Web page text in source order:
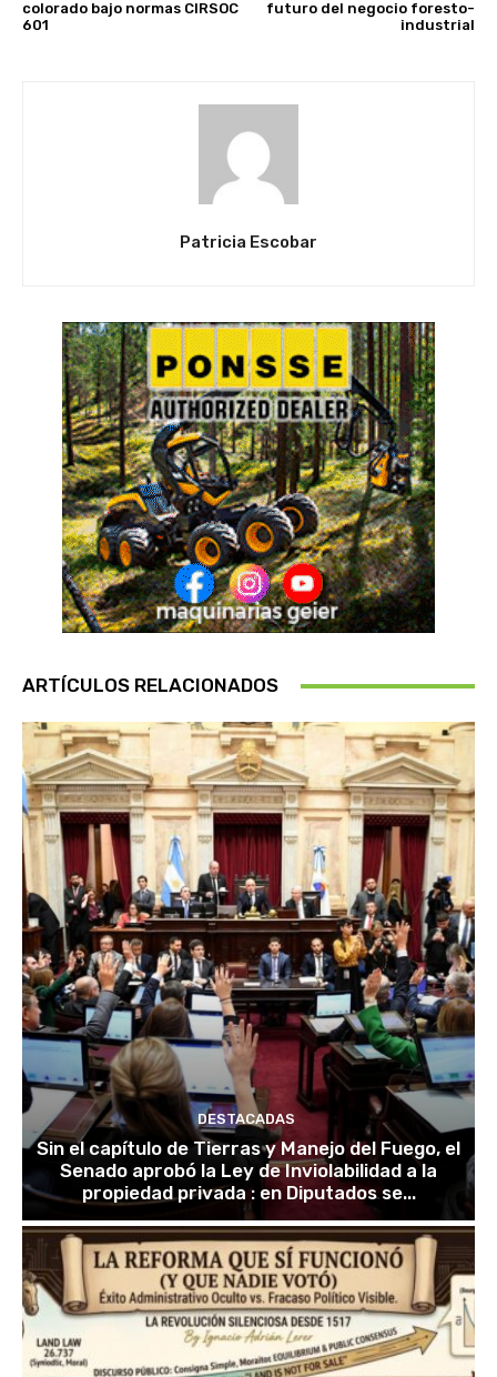
colorado bajo normas CIRSOC
601
futuro del negocio foresto-
industrial
Patricia Escobar
ARTÍCULOS RELACIONADOS
DESTACADAS
Sin el capítulo de Tierras y Manejo del Fuego, el
Senado aprobó la Ley de Inviolabilidad a la
propiedad privada : en Diputados se...